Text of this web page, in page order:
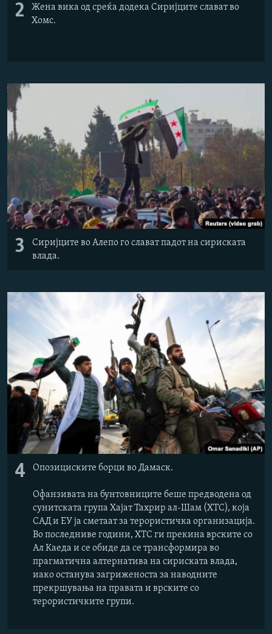
2
Жена вика од среќа додека Сиријците слават во
Хомс.
3
Сиријците во Алепо го слават падот на сириската
влада.
4 Опозициските борци во Дамаск.
Офанзивата на бунтовниците беше предводена од
сунитската група Хајат Тахрир ал-Шам (ХТС), која
САД и ЕУ ја сметаат за терористичка организација.
Во последниве години, ХТС ги прекина врските со
Ал Каеда и се обиде да се трансформира во
прагматична алтернатива на сириската влада,
иако останува загриженоста за наводните
прекршувања на правата и врските со
терористичките групи.